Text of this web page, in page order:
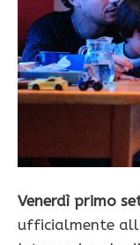
Venerdì primo
ufficialmente